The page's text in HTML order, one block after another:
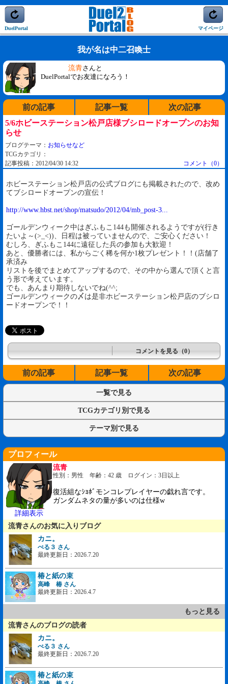
DuelPortal マイページ
我が名は中二召喚士
流青さんと
DuelPortalでお友達になろう！
前の記事 記事一覧
次の記事
5/6ホビーステーション松戸店様ブシロードオープンのお知
らせ
ブログテーマ： お知らせなど
TCGカテゴリ：
記事投稿：2012/04/30 14:32
コメント（0）
ホビーステーション松戸店の公式ブログにも掲載されたので、改め
てブシロードオープンの宣伝！
http://www.hbst.net/shop/matsudo/2012/04/mb_post-3...
ゴールデンウィーク中はぎふもこ144も開催されるようですが(行き
たいよ～(>_<))、日程は被っていませんので、ご安心ください！
むしろ、ぎふもこ144に遠征した兵の参加も大歓迎！
あと、優勝者には、私からごく稀を何か1枚プレゼント！！(店舗了
承済み
リストを後でまとめてアップするので、その中から選んで頂くと言
う形で考えています。
でも、あんまり期待しないでね(^^;
ゴールデンウィークの〆は是非ホビーステーション松戸店のブシロ
ードオープンで！！
コメントを見る（0）
前の記事 記事一覧 次の記事
一覧で見る
TCGカテゴリ別で見る
テーマ別で見る
プロフィール
詳細表示
流青
性別：男性 年齢：42 歳 ログイン：3日以上
復活組なｼｮﾎﾞモンコレプレイヤーの戯れ言です。
ガンダムネタの量が多いのは仕様w
流青さんのお気に入りブログ
カニ。
ぺる３ さん
最終更新日：2026.7.20
椿と紙の束
高峰 椿 さん
最終更新日：2026.4.7
もっと見る
流青さんのブログの読者
カニ。
ぺる３ さん
最終更新日：2026.7.20
椿と紙の束